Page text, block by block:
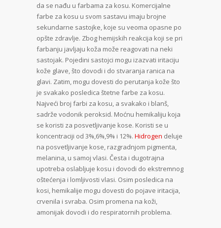
da se nađu u farbama za kosu. Komercijalne
farbe za kosu u svom sastavu imaju brojne
sekundarne sastojke, koje su veoma opasne po
opšte zdravlje. Zbog hemijskih reakcija koji se pri
farbanju javljaju koža može reagovati na neki
sastojak. Pojedini sastojci mogu izazvati iritaciju
kože glave, što dovodi i do stvaranja ranica na
glavi. Zatim, mogu dovesti do perutanja kože što
je svakako posledica štetne farbe za kosu.
Najveći broj farbi za kosu, a svakako i blanš,
sadrže vodonik peroksid. Moćnu hemikaliju koja
se koristi za posvetljivanje kose. Koristi se u
koncentraciji od 3%,6%,9% i 12%. Hidrogen deluje
na posvetljivanje kose, razgradnjom pigmenta,
melanina, u samoj vlasi. Česta i dugotrajna
upotreba oslabljuje kosu i dovodi do ekstremnog
oštećenja i lomljivosti vlasi. Osim posledica na
kosi, hemikalije mogu dovesti do pojave iritacija,
crvenila i svraba. Osim promena na koži,
amonijak dovodi i do respiratornih problema.